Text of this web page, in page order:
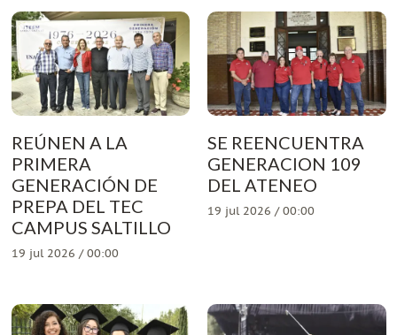
REÚNEN A LA
PRIMERA
GENERACIÓN DE
PREPA DEL TEC
CAMPUS SALTILLO
19 jul 2026 / 00:00
SE REENCUENTRA
GENERACION 109
DEL ATENEO
19 jul 2026 / 00:00